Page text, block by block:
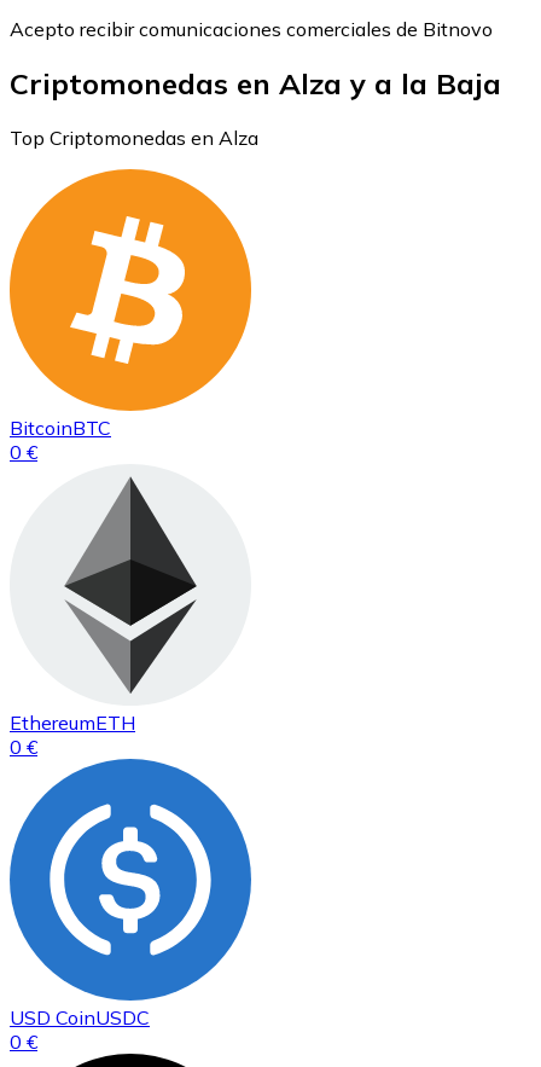
Acepto recibir comunicaciones comerciales de Bitnovo
Criptomonedas en Alza y a la Baja
Top Criptomonedas en Alza
BitcoinBTC
0 €
EthereumETH
0 €
USD CoinUSDC
0 €